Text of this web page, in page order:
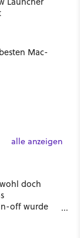
Mac-
alle anzeigen
doch
off wurde